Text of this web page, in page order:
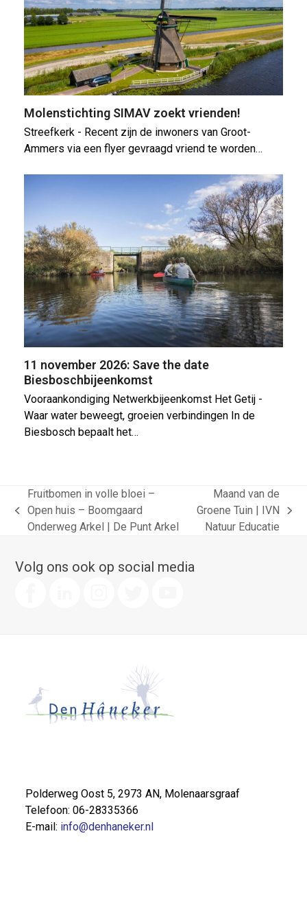
Molenstichting SIMAV zoekt vrienden!
Streefkerk - Recent zijn de inwoners van Groot-
Ammers via een flyer gevraagd vriend te worden…
11 november 2026: Save the date
Biesboschbijeenkomst
Vooraankondiging Netwerkbijeenkomst Het Getij -
Waar water beweegt, groeien verbindingen In de
Biesbosch bepaalt het…
previous
post:
Fruitbomen in volle bloei –
Open huis – Boomgaard
Onderweg Arkel | De Punt Arkel
next
post:
Maand van de
Groene Tuin | IVN
Natuur Educatie
Volg ons ook op social media
Polderweg Oost 5, 2973 AN, Molenaarsgraaf
Telefoon: 06-28335366
E-mail: info@denhaneker.nl